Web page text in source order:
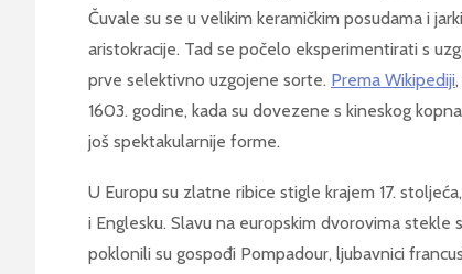
Čuvale su se u velikim keramičkim posudama i
aristokracije. Tad se počelo eksperimentirati s
prve selektivno uzgojene sorte. Prema Wikipediji
1603. godine, kada su dovezene s kineskog
još spektakularnije forme.
U Europu su zlatne ribice stigle krajem 17.
i Englesku. Slavu na europskim dvorovima
poklonili su gospođi Pompadour, ljubavnici